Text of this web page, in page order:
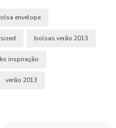
envelope
bolsas verão 2013
inspiração
verão 2013